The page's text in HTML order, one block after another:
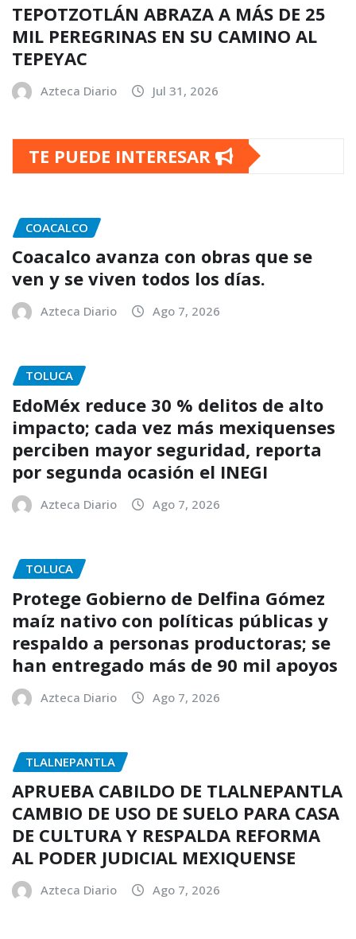
TEPOTZOTLÁN ABRAZA A MÁS DE 25
MIL PEREGRINAS EN SU CAMINO AL
TEPEYAC
Azteca Diario Jul 31, 2026
TE PUEDE INTERESAR
COACALCO
Coacalco avanza con obras que se
ven y se viven todos los días.
Azteca Diario Ago 7, 2026
TOLUCA
EdoMéx reduce 30 % delitos de alto
impacto; cada vez más mexiquenses
perciben mayor seguridad, reporta
por segunda ocasión el INEGI
Azteca Diario Ago 7, 2026
TOLUCA
Protege Gobierno de Delfina Gómez
maíz nativo con políticas públicas y
respaldo a personas productoras; se
han entregado más de 90 mil apoyos
Azteca Diario Ago 7, 2026
TLALNEPANTLA
APRUEBA CABILDO DE TLALNEPANTLA
CAMBIO DE USO DE SUELO PARA CASA
DE CULTURA Y RESPALDA REFORMA
AL PODER JUDICIAL MEXIQUENSE
Azteca Diario Ago 7, 2026